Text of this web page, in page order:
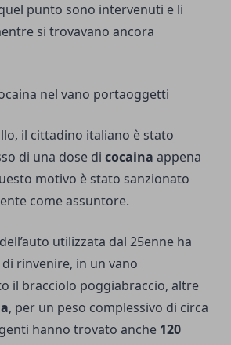
punto sono intervenuti e li
si trovavano ancora
nel vano portaoggetti
il cittadino italiano è stato
di una dose di cocaina appena
motivo è stato sanzionato
come assuntore.
utilizzata dal 25enne ha
rinvenire, in un vano
il bracciolo poggiabraccio, altre
, per un peso complessivo di circa
hanno trovato anche 120